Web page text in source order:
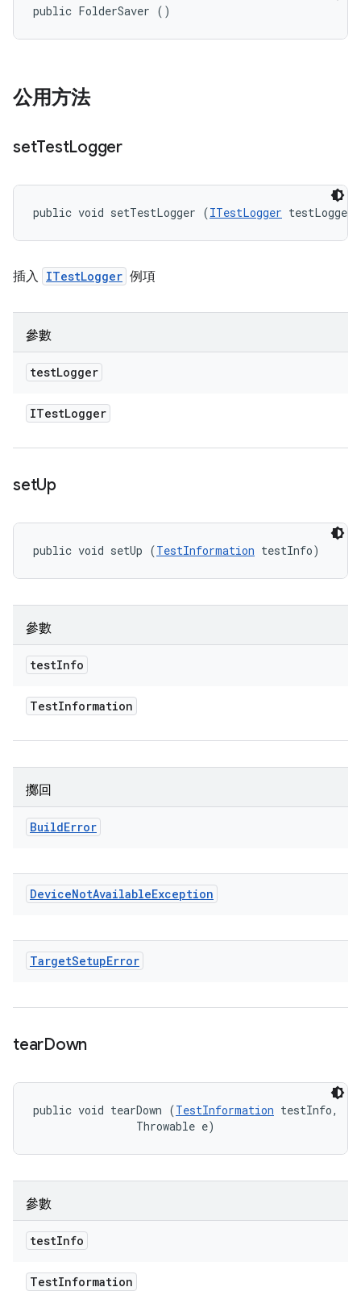
public FolderSaver ()
公用方法
setTestLogger
public void setTestLogger (ITestLogger testLogger)
插入 ITestLogger 例項
參數
testLogger
ITestLogger
setUp
public void setUp (TestInformation testInfo)
參數
testInfo
TestInformation
擲回
BuildError
DeviceNotAvailableException
TargetSetupError
tearDown
public void tearDown (TestInformation testInfo,
                Throwable e)
參數
testInfo
TestInformation